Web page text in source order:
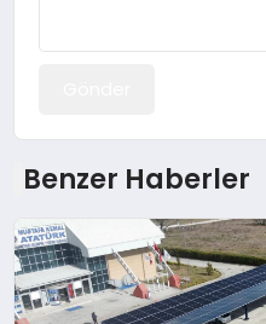
Benzer Haberler